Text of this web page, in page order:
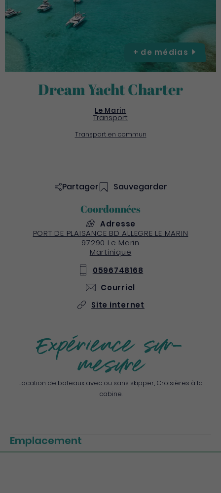
Dream Yacht Charter
Le Marin
Transport
Transport en commun
+ de médias
Expérience sur-
mesure
Location de bateaux avec ou sans skipper, Croisières à la
cabine.
Emplacement
Partager Sauvegarder
Coordonnées
Adresse
PORT DE PLAISANCE BD ALLEGRE LE MARIN
97290 Le Marin
Martinique
0596748168
Courriel
Site internet